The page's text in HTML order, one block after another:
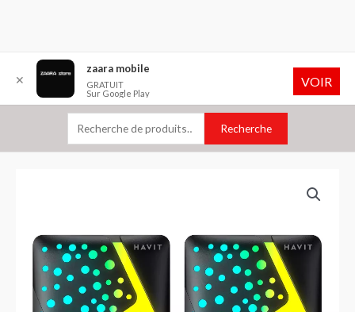
contenu
Recherche
pour :
Recherche
Parleur
RGB
✕
zaara mobile
GRATUIT
Sur Google Play
VOIR